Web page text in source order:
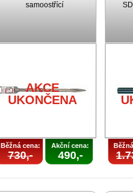
samoostřící
AKCE
UKONČENA
Běžná cena:
730,-
Akční cena:
490,-